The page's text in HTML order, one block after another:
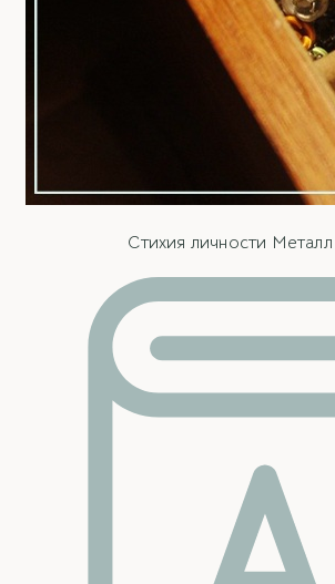
Стихия личности